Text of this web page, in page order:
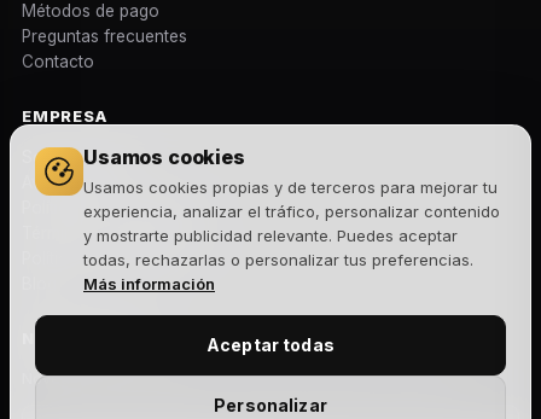
Usamos cookies
Usamos cookies propias y de terceros para mejorar tu
experiencia, analizar el tráfico, personalizar contenido
y mostrarte publicidad relevante. Puedes aceptar
todas, rechazarlas o personalizar tus preferencias.
Más información
Personalizar
Aceptar todas
Métodos de pago
Preguntas frecuentes
Contacto
EMPRESA
Sobre nosotros
Aviso legal
Política de privacidad
Términos y condiciones
Política de cookies
Novedades, lanzamientos y ofertas exclusivas. Sin spam.